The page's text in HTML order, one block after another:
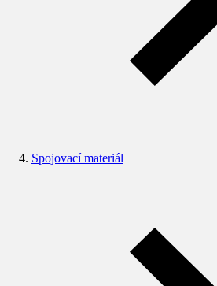
Spojovací materiál